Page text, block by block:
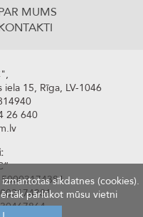
MUMS
iela 15, Rīga, LV-1046
26 640
sīkdatnes (cookies).
pārlūkot mūsu vietni